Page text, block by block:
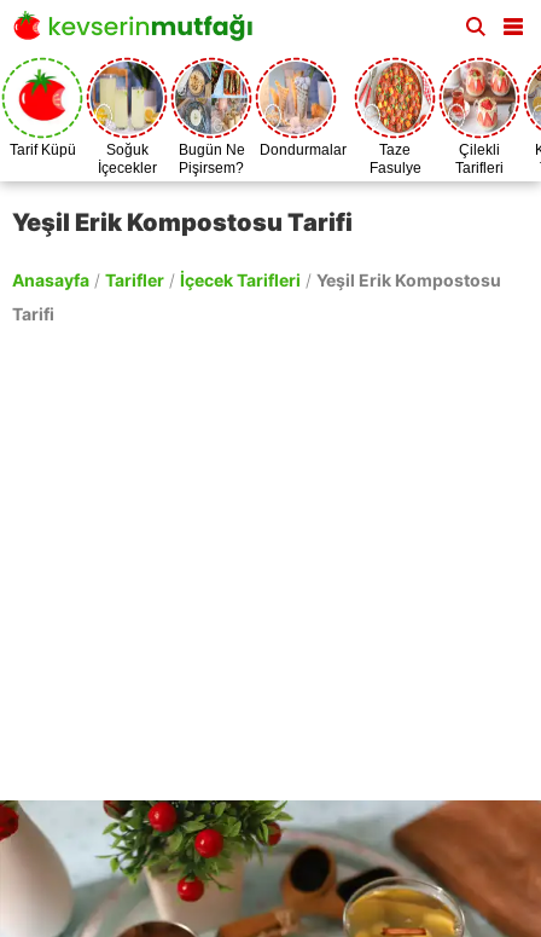
Tarif Küpü
Soğuk
İçecekler
Bugün Ne
Pişirsem?
Dondurmalar
Taze
Fasulye
Zamanı
Çilekli
Tarifleri
Yeşil Erik Kompostosu Tarifi
Anasayfa / Tarifler / İçecek Tarifleri / Yeşil Erik Kompostosu
Tarifi